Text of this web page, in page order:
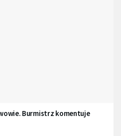
Burmistrz komentuje